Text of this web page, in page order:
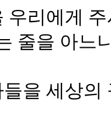
우리에게
줄을 아느
을 세상